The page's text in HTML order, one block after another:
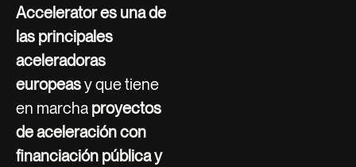
Accelerator es una de
las principales
aceleradoras
europeasy que tiene
en marcha proyectos
de aceleración con
financiación pública y